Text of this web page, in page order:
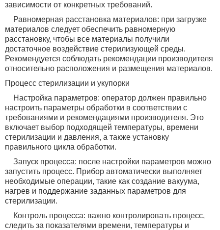
зависимости от конкретных требований.
Равномерная расстановка материалов: при загрузке
материалов следует обеспечить равномерную
расстановку, чтобы все материалы получили
достаточное воздействие стерилизующей среды.
Рекомендуется соблюдать рекомендации производителя
относительно расположения и размещения материалов.
Процесс стерилизации и укупорки
Настройка параметров: оператор должен правильно
настроить параметры обработки в соответствии с
требованиями и рекомендациями производителя. Это
включает выбор подходящей температуры, времени
стерилизации и давления, а также установку
правильного цикла обработки.
Запуск процесса: после настройки параметров можно
запустить процесс. Прибор автоматически выполняет
необходимые операции, такие как создание вакуума,
нагрев и поддержание заданных параметров для
стерилизации.
Контроль процесса: важно контролировать процесс,
следить за показателями времени, температуры и